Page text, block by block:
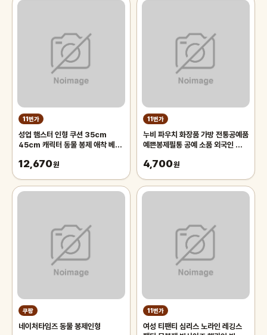
11번가
성업 햄스터 인형 쿠션 35cm
45cm 캐릭터 동물 봉제 애착 베개
12,670원
11번가
누비 파우치 화장품 가방 전통공예품
예쁜봉제필통 공예 소품 외국인 선물
4,700원
쿠팡
네이처타임즈 동물 봉제인형
11번가
여성 티팬티 심리스 노라인 레깅스